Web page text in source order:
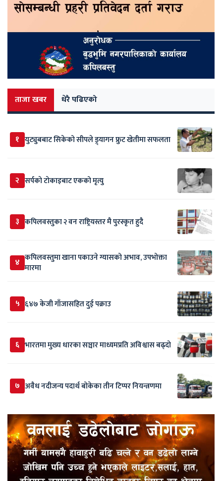
ताजा खबर धेरै पढिएको
१ युट्युबबाट सिकेको सीपले ड्र्यागन फ्रुट खेतीमा सफलता
२ सर्पकाे टाेकाइबाट एकको मृत्यु
३ कपिलवस्तुका २ वन राष्ट्रियस्तर मै पुरस्कृत हुदै
४ कपिलवस्तुमा खाना पकाउने ग्यासको अभाव, उपभोक्ता
मारमा
५ ६४७ केजी गाँजासहित दुई पक्राउ
६ भारतमा मुख्य धारका सञ्चार माध्यमप्रति अविश्वास बढ्दो
७ अवैध नदीजन्य पदार्थ बोकेका तीन टिप्पर नियन्त्रणमा